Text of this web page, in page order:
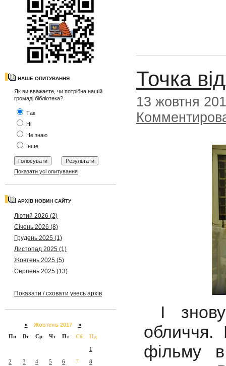
НАШЕ ОПИТУВАННЯ
Як ви вважаєте, чи потрібна нашій
громаді бібліотека?
Так
Ні
Не знаю
Інше
Показати усі опитування
АРХІВ НОВИН САЙТУ
Лютий 2026 (2)
Січень 2026 (8)
Грудень 2025 (1)
Листопад 2025 (1)
Жовтень 2025 (5)
Серпень 2025 (13)
Показати / сховати увесь архів
«Жовтень 2017 »
Пн
Вт Ср Чт Пт Сб Нд
1
2 3 4 5 6 7 8
Точка
13 жовтня
І знову
обличчя.
фільму в